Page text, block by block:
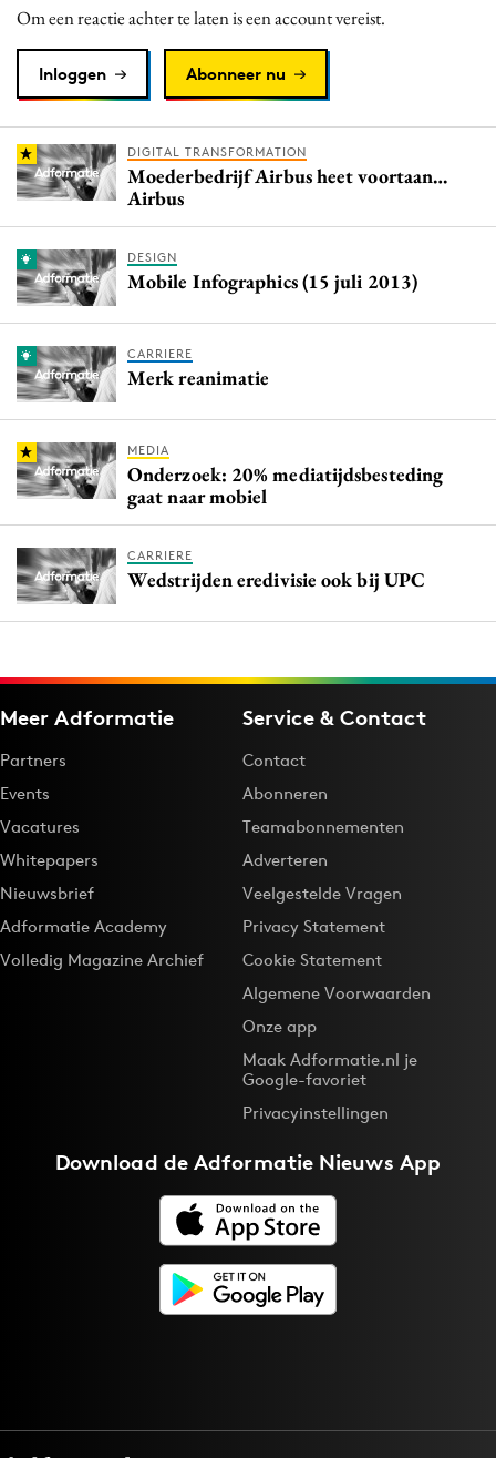
Om een reactie achter te laten is een account vereist.
Inloggen Abonneer nu
DIGITAL TRANSFORMATION
Moederbedrijf Airbus heet voortaan…
Airbus
DESIGN
Mobile Infographics (15 juli 2013)
CARRIERE
Merk reanimatie
MEDIA
Onderzoek: 20% mediatijdsbesteding
gaat naar mobiel
CARRIERE
Wedstrijden eredivisie ook bij UPC
Meer Adformatie
Partners
Events
Vacatures
Whitepapers
Nieuwsbrief
Adformatie Academy
Volledig Magazine Archief
Service & Contact
Contact
Abonneren
Teamabonnementen
Adverteren
Veelgestelde Vragen
Privacy Statement
Cookie Statement
Algemene Voorwaarden
Onze app
Maak Adformatie.nl je
Google-favoriet
Privacyinstellingen
Download deAdformatie Nieuws App